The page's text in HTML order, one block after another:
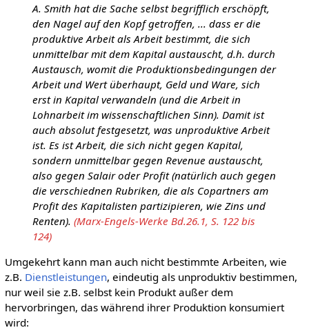
A. Smith hat die Sache selbst begrifflich erschöpft,
den Nagel auf den Kopf getroffen, ... dass er die
produktive Arbeit als Arbeit bestimmt, die sich
unmittelbar mit dem Kapital austauscht, d.h. durch
Austausch, womit die Produktionsbedingungen der
Arbeit und Wert überhaupt, Geld und Ware, sich
erst in Kapital verwandeln (und die Arbeit in
Lohnarbeit im wissenschaftlichen Sinn). Damit ist
auch absolut festgesetzt, was unproduktive Arbeit
ist. Es ist Arbeit, die sich nicht gegen Kapital,
sondern unmittelbar gegen Revenue austauscht,
also gegen Salair oder Profit (natürlich auch gegen
die verschiednen Rubriken, die als Copartners am
Profit des Kapitalisten partizipieren, wie Zins und
Renten). (Marx-Engels-Werke Bd.26.1, S. 122 bis
124)
Umgekehrt kann man auch nicht bestimmte Arbeiten, wie
z.B. Dienstleistungen, eindeutig als unproduktiv bestimmen,
nur weil sie z.B. selbst kein Produkt außer dem
hervorbringen, das während ihrer Produktion konsumiert
wird: